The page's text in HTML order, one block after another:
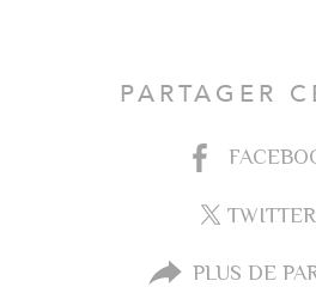
PARTAGER
TWITTER
PLUS DE